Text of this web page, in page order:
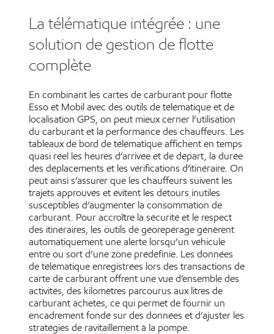
La télématique intégrée : une
solution de gestion de flotte
complète
En combinant les cartes de carburant pour flotte
Esso et Mobil avec des outils de télématique et de
localisation GPS, on peut mieux cerner l’utilisation
du carburant et la performance des chauffeurs. Les
tableaux de bord de télématique affichent en temps
quasi réel les heures d’arrivée et de départ, la durée
des déplacements et les vérifications d’itinéraire. On
peut ainsi s’assurer que les chauffeurs suivent les
trajets approuvés et évitent les détours inutiles
susceptibles d’augmenter la consommation de
carburant. Pour accroître la sécurité et le respect
des itinéraires, les outils de géorepérage génèrent
automatiquement une alerte lorsqu’un véhicule
entre ou sort d’une zone prédéfinie. Les données
de télématique enregistrées lors des transactions de
carte de carburant offrent une vue d’ensemble des
activités, des kilomètres parcourus aux litres de
carburant achetés, ce qui permet de fournir un
encadrement fondé sur des données et d’ajuster les
stratégies de ravitaillement à la pompe.